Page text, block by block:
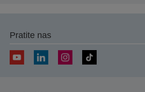
Pratite nas